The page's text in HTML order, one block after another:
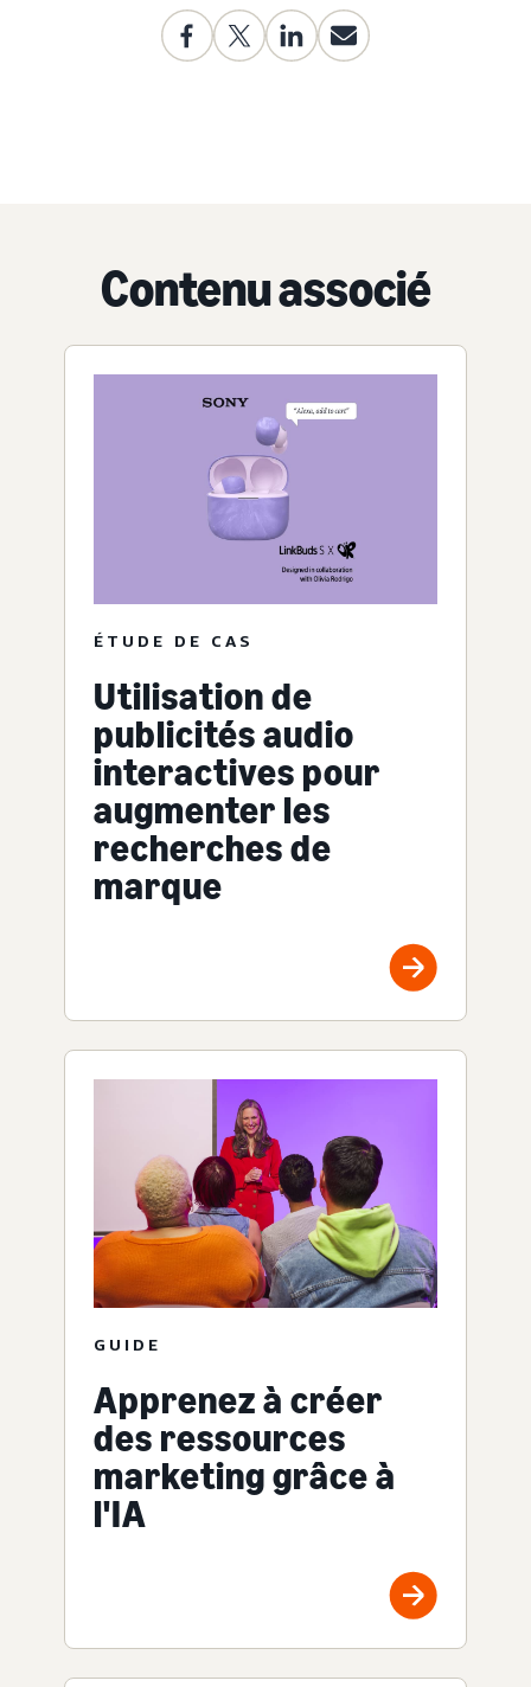
Contenu associé
ÉTUDE DE CAS
Utilisation de
publicités audio
interactives pour
augmenter les
recherches de
marque
GUIDE
Apprenez à créer
des ressources
marketing grâce à
l'IA